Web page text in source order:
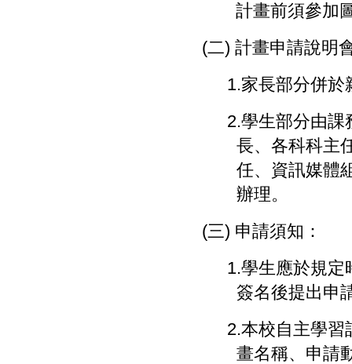
計畫前須參加
(二) 計畫申請說明
1.家長部分併於
2.學生部分由課
長、各科科主
任、資訊媒體
辦理。
(三) 申請須知：
1.學生應於規定
簽名後提出申
2.本校自主學習
畫名稱、申請